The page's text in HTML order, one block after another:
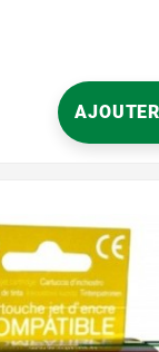
, disponible chez
à vos besoins
sans
vous imprimiez
vous à des...